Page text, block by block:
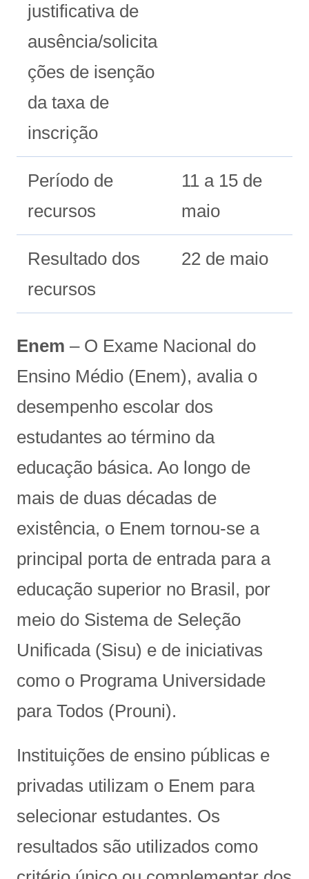
justificativa de
ausência/solicita
ções de isenção
da taxa de
inscrição
Período de
recursos
11 a 15 de
maio
Resultado dos
recursos
22 de maio
Enem – O Exame Nacional do
Ensino Médio (Enem), avalia o
desempenho escolar dos
estudantes ao término da
educação básica. Ao longo de
mais de duas décadas de
existência, o Enem tornou-se a
principal porta de entrada para a
educação superior no Brasil, por
meio do Sistema de Seleção
Unificada (Sisu) e de iniciativas
como o Programa Universidade
para Todos (Prouni).
Instituições de ensino públicas e
privadas utilizam o Enem para
selecionar estudantes. Os
resultados são utilizados como